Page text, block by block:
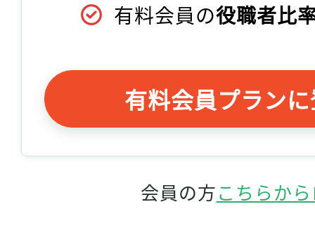
有料会員の役職者比
有料会員プラン
会員の方こちらか